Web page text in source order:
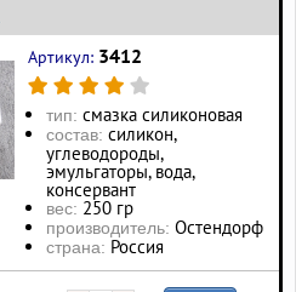
Артикул: 3412
тип: смазка силиконовая
состав: силикон,
углеводороды,
эмульгаторы, вода,
консервант
вес: 250 гр
производитель: Остендорф
страна: Россия